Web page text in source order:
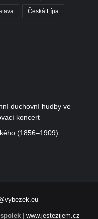
Česká Lípa
duchovní hudby ve
koncert
(1856–1909)
www.jestezijem.cz